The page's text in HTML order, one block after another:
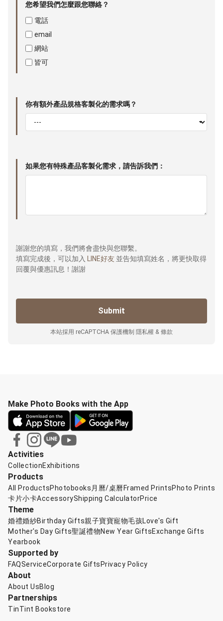
您希望我們怎麼跟您聯絡？
電話
email
網站
皆可
你有額外產品規格客製化的需求嗎？
如果您有特殊產品客製化需求，請告訴我們：
謝謝您的填寫，我們將會盡快與您聯繫。
填寫完成後，可以加入 LINE好友 並告知填寫姓名，將更快取得
回覆與優惠訊息！謝謝
本站採用 reCAPTCHA 保護機制 隱私權 & 條款
Activities
CollectionExhibitions
Products
All ProductsPhotobooks 月曆/桌曆 Framed PrintsPhoto Prints
卡片小卡AccessoryShipping CalculatorPrice
Theme
婚禮婚紗Birthday Gifts親子寶寶寵物毛孩Love's Gift
Mother's Day Gifts聖誕禮物New Year GiftsExchange Gifts
Yearbook
Supported by
FAQServiceCorporate Gifts Privacy Policy
About
About UsBlog
Partnerships
TinTint Bookstore
Make Photo Books with the App